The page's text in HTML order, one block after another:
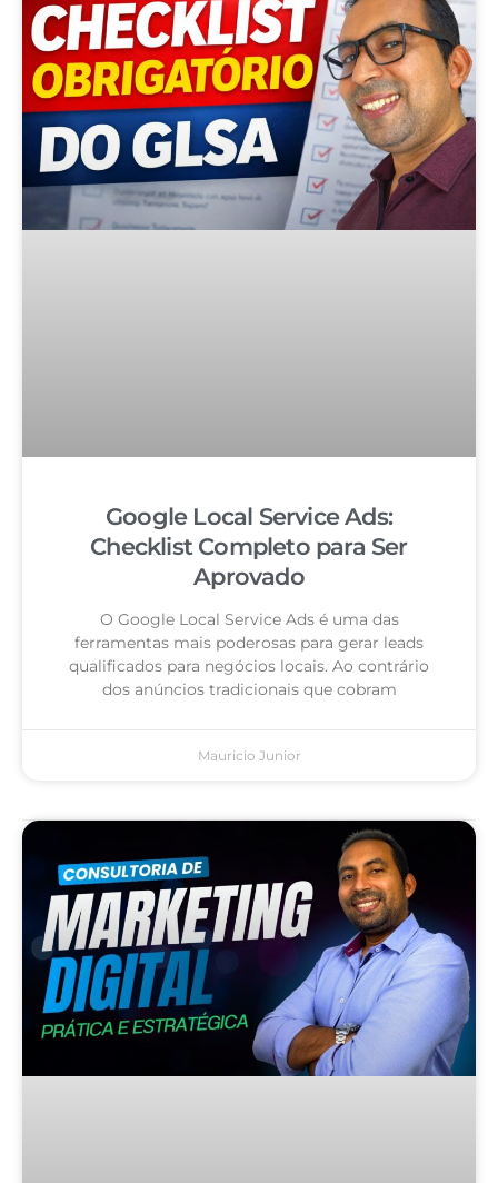
Google Local Service Ads:
Checklist Completo para Ser
Aprovado
O Google Local Service Ads é uma das
ferramentas mais poderosas para gerar leads
qualificados para negócios locais. Ao contrário
dos anúncios tradicionais que cobram
Mauricio Junior